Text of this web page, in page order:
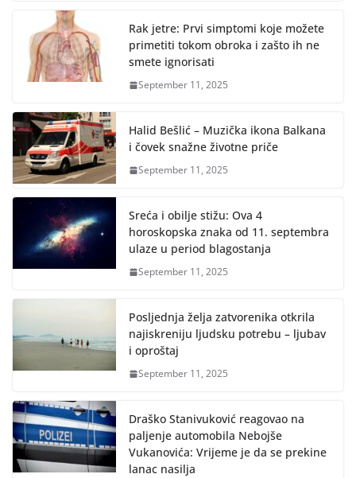
Rak jetre: Prvi simptomi koje možete
primetiti tokom obroka i zašto ih ne
smete ignorisati
September 11, 2025
Halid Bešlić – Muzička ikona Balkana
i čovek snažne životne priče
September 11, 2025
Sreća i obilje stižu: Ova 4
horoskopska znaka od 11. septembra
ulaze u period blagostanja
September 11, 2025
Posljednja želja zatvorenika otkrila
najiskreniju ljudsku potrebu – ljubav
i oproštaj
September 11, 2025
Draško Stanivuković reagovao na
paljenje automobila Nebojše
Vukanovića: Vrijeme je da se prekine
lanac nasilja